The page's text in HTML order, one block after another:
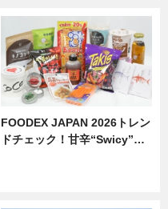
FOODEX JAPAN 2026トレン
ドチェック！甘辛“Swicy”…